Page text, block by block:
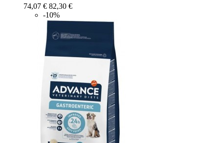
74,07 € 82,30 €
-10%